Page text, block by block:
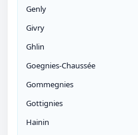
Genly
Givry
Ghlin
Goegnies-Chaussée
Gommegnies
Gottignies
Hainin